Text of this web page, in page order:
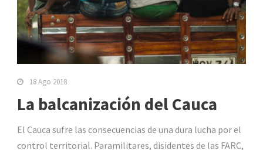
18 Ago 2018
La balcanización del Cauca
El Cauca sufre las consecuencias de una dura lucha por el
control territorial. Paramilitares, disidentes de las FARC,